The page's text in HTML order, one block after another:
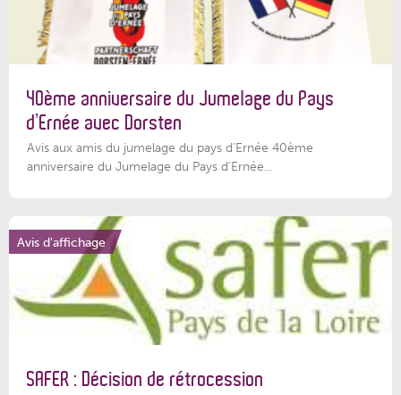
40ème anniversaire du Jumelage du Pays
d’Ernée avec Dorsten
Avis aux amis du jumelage du pays d'Ernée 40ème
anniversaire du Jumelage du Pays d'Ernée...
Avis d'affichage
SAFER : Décision de rétrocession